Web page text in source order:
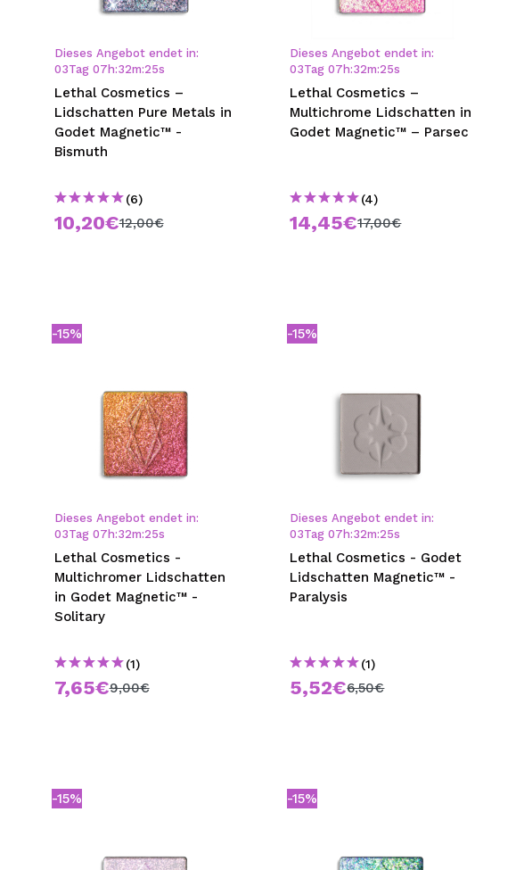
bisherigen Vorgänge einsehen.
BENUTZERKONTO
Dieses Angebot endet in:
03Tag 07 h:32m:24s
Lethal Cosmetics –
Lidschatten Pure Metals in
Godet Magnetic™ -
Bismuth
(6)
10,20€12,00€
Dieses Angebot endet in:
03Tag 07 h:32m:24s
Lethal Cosmetics –
Multichrome Lidschatten in
Godet Magnetic™ – Parsec
(4)
14,45€17,00€
-15%
Dieses Angebot endet in:
03Tag 07 h:32m:24s
Lethal Cosmetics -
Multichromer Lidschatten
in Godet Magnetic™ -
Solitary
(1)
7,65€9,00€
-15%
Dieses Angebot endet in:
03Tag 07 h:32m:24s
Lethal Cosmetics - Godet
Lidschatten Magnetic™ -
Paralysis
(1)
5,52€6,50€
-15% -15%